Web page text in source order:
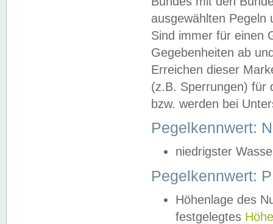
ausgewählten
Sind immer für einen
Gegebenheiten ab
Erreichen dieser
(z.B. Sperrungen) für
bzw. werden bei
Pegelkennwert:
niedrigster
Pegelkennwert:
Höhenlage des
festgelegtes